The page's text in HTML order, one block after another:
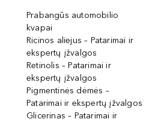
Prabangūs automobilio
kvapai
Ricinos aliejus – Patarimai ir
ekspertų įžvalgos
Retinolis – Patarimai ir
ekspertų įžvalgos
Pigmentinės dėmės –
Patarimai ir ekspertų įžvalgos
Glicerinas – Patarimai ir